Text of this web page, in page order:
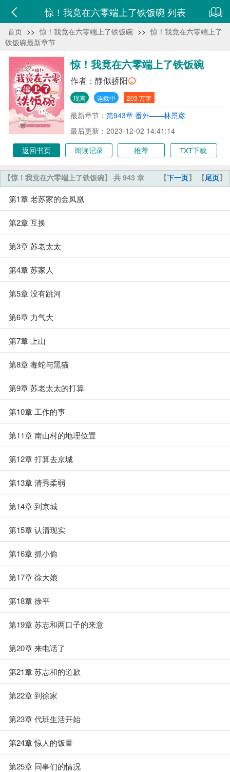
惊！我竟在六零端上了铁饭碗 列表
首页 >> 惊！我竟在六零端上了铁饭碗 >> 惊！我竟在六零端上了
铁饭碗最新章节
惊！我竟在六零端上了铁饭碗
作者： 静似骄阳
现言 连载中 203 万字
最新章节： 第943章 番外——林景彦
最后更新：2023-12-02 14:41:14
返回书页
阅读记录 推荐 TXT下载
【下一页】 【尾页】
【惊！我竟在六零端上了铁饭碗】 共 943 章
第1章 老苏家的金凤凰
第2章 互换
第3章 苏老太太
第4章 苏家人
第5章 没有跳河
第6章 力气大
第7章 上山
第8章 毒蛇与黑猫
第9章 苏老太太的打算
第10章 工作的事
第11章 南山村的地理位置
第12章 打算去京城
第13章 清秀柔弱
第14章 到京城
第15章 认清现实
第16章 抓小偷
第17章 徐大娘
第18章 徐平
第19章 苏志和两口子的来意
第20章 来电话了
第21章 苏志和的道歉
第22章 到徐家
第23章 代班生活开始
第24章 惊人的饭量
第25章 同事们的情况